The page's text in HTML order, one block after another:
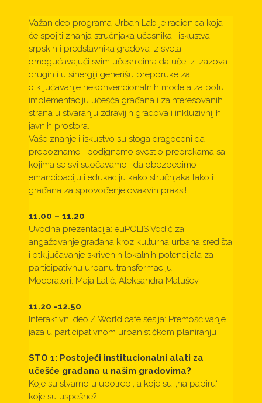
Važan deo programa Urban Lab je radionica koja
će spojiti znanja stručnjaka učesnika i iskustva
srpskih i predstavnika gradova iz sveta,
omogućavajući svim učesnicima da uče iz izazova
drugih i u sinergiji generišu preporuke za
otključavanje nekonvencionalnih modela za bolu
implementaciju učešća građana i zainteresovanih
strana u stvaranju zdravijih gradova i inkluzivnijih
javnih prostora.
Vaše znanje i iskustvo su stoga dragoceni da
prepoznamo i podignemo svest o preprekama sa
kojima se svi suočavamo i da obezbedimo
emancipaciju i edukaciju kako stručnjaka tako i
građana za sprovođenje ovakvih praksi!
11.00 – 11.20
Uvodna prezentacija: euPOLIS Vodič za
angažovanje građana kroz kulturna urbana središta
i otključavanje skrivenih lokalnih potencijala za
participativnu urbanu transformaciju.
Moderatori: Maja Lalić, Aleksandra Malušev
11.20 -12.50
Interaktivni deo / World café sesija: Premošćivanje
jaza u participativnom urbanističkom planiranju
STO 1: Postojeći institucionalni alati za
učešće građana u našim gradovima?
Koje su stvarno u upotrebi, a koje su „na papiru“,
koje su uspešne?